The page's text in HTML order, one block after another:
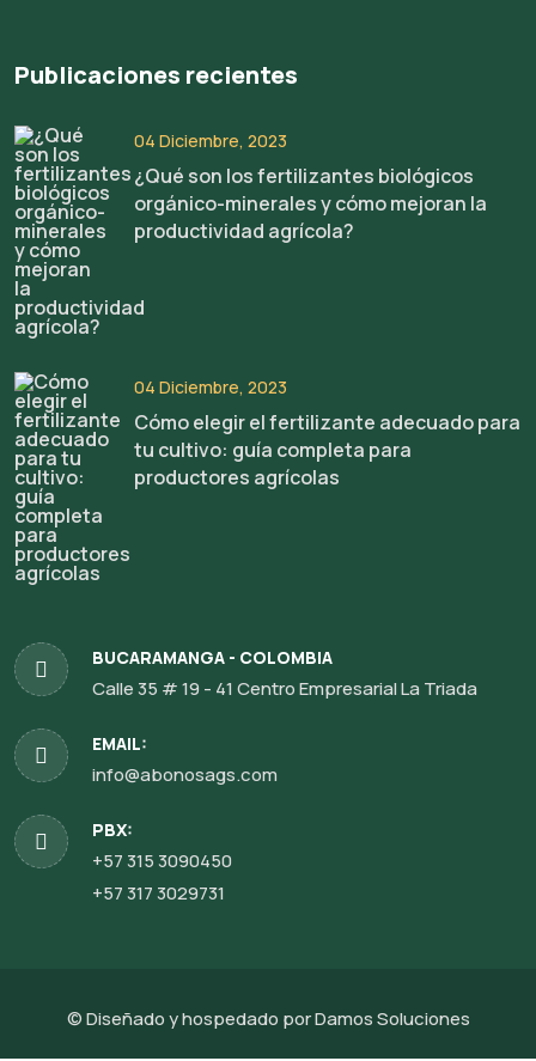
Publicaciones recientes
04 Diciembre, 2023
¿Qué son los fertilizantes biológicos
orgánico-minerales y cómo mejoran la
productividad agrícola?
04 Diciembre, 2023
Cómo elegir el fertilizante adecuado para
tu cultivo: guía completa para
productores agrícolas
BUCARAMANGA - COLOMBIA
Calle 35 # 19 - 41 Centro Empresarial La Triada
EMAIL:
info@abonosags.com
PBX:
+57 315 3090450
+57 317 3029731
© Diseñado y hospedado porDamos Soluciones